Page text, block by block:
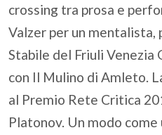
crossing tra prosa e
Valzer per un
Stabile del Friuli Venezia
con Il Mulino di Amleto.
al Premio Rete Critica
Platonov. Un modo